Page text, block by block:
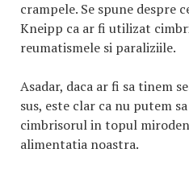
crampele. Se spune despre
Kneipp ca ar fi utilizat
reumatismele si paraliziile.
Asadar, daca ar fi sa tinem
sus, este clar ca nu putem
cimbrisorul in topul
alimentatia noastra.